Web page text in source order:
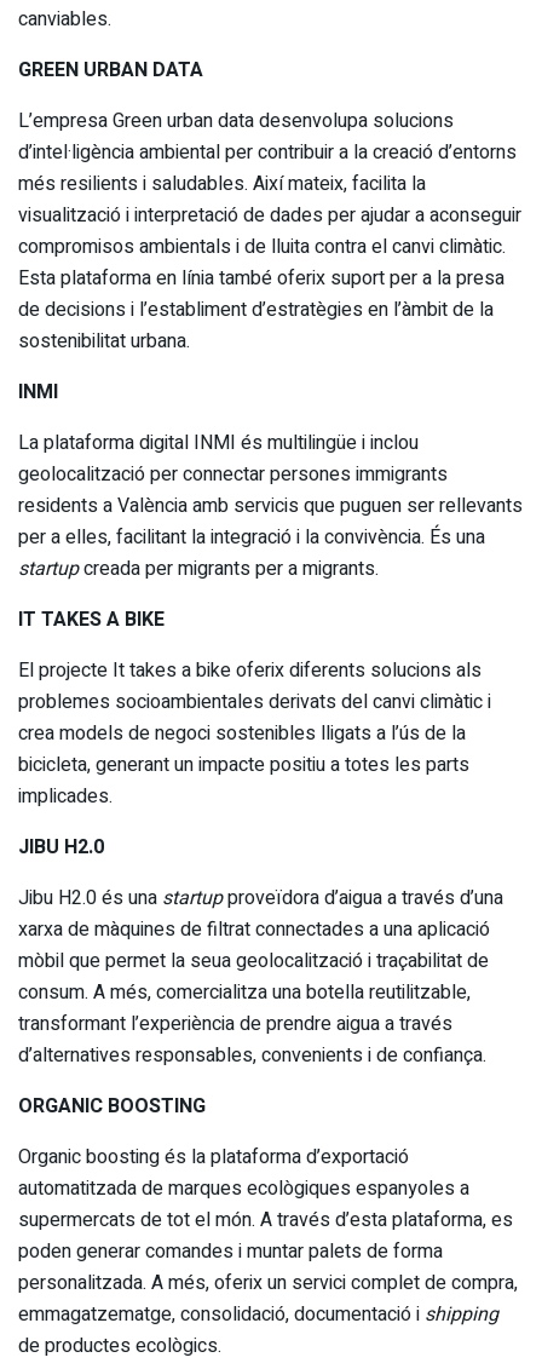
canviables.
GREEN URBAN DATA
L’empresa Green urban data desenvolupa solucions
d’intel·ligència ambiental per contribuir a la creació d’entorns
més resilients i saludables. Així mateix, facilita la
visualització i interpretació de dades per ajudar a aconseguir
compromisos ambientals i de lluita contra el canvi climàtic.
Esta plataforma en línia també oferix suport per a la presa
de decisions i l’establiment d’estratègies en l’àmbit de la
sostenibilitat urbana.
INMI
La plataforma digital INMI és multilingüe i inclou
geolocalització per connectar persones immigrants
residents a València amb servicis que puguen ser rellevants
per a elles, facilitant la integració i la convivència. És una
startupcreada per migrants per a migrants.
IT TAKES A BIKE
El projecte It takes a bike oferix diferents solucions als
problemes socioambientales derivats del canvi climàtic i
crea models de negoci sostenibles lligats a l’ús de la
bicicleta, generant un impacte positiu a totes les parts
implicades.
JIBU H2.0
Jibu H2.0 és una startupproveïdora d’aigua a través d’una
xarxa de màquines de filtrat connectades a una aplicació
mòbil que permet la seua geolocalització i traçabilitat de
consum. A més, comercialitza una botella reutilitzable,
transformant l’experiència de prendre aigua a través
d’alternatives responsables, convenients i de confiança.
ORGANIC BOOSTING
Organic boosting és la plataforma d’exportació
automatitzada de marques ecològiques espanyoles a
supermercats de tot el món. A través d’esta plataforma, es
poden generar comandes i muntar palets de forma
personalitzada. A més, oferix un servici complet de compra,
emmagatzematge, consolidació, documentació i shipping
de productes ecològics.